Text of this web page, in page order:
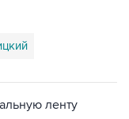
ленту